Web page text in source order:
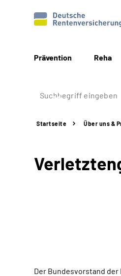
Prävention Reha
Startseite Über uns &
Der Bundesvorstand